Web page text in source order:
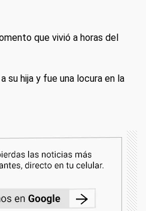
que vivió a horas del
su hija y fue una locura en la